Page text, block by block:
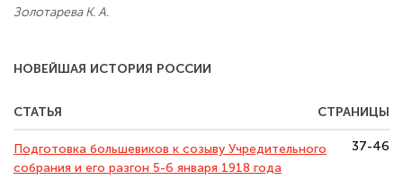
Золотарева К. А.
НОВЕЙШАЯ ИСТОРИЯ РОССИИ
СТАТЬЯ СТРАНИЦЫ
Подготовка большевиков к созыву Учредительного
собрания и его разгон 5-6 января 1918 года
37-46